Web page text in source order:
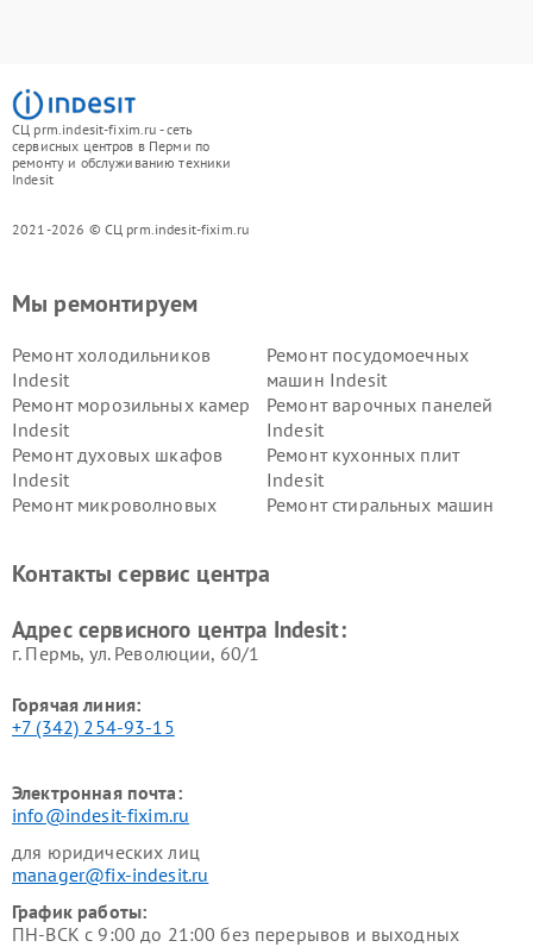
СЦ prm.indesit-fixim.ru - сеть
сервисных центров в Перми по
ремонту и обслуживанию техники
Indesit
2021-2026 © СЦ prm.indesit-fixim.ru
Мы ремонтируем
Ремонт холодильников
Indesit
Ремонт посудомоечных
машин Indesit
Ремонт морозильных камер
Indesit
Ремонт варочных панелей
Indesit
Ремонт духовых шкафов
Indesit
Ремонт кухонных плит
Indesit
Ремонт микроволновых
Ремонт стиральных машин
Indesit
Indesit
Контакты сервис центра
Адрес сервисного центра Indesit:
г. Пермь, ул. ​Революции, 60/1
Горячая линия:
+7 (342) 254-93-15
Электронная почта:
info@indesit-fixim.ru
для юридических лиц
manager@fix-indesit.ru
График работы:
ПН-ВСК с 9:00 до 21:00 без перерывов и выходных